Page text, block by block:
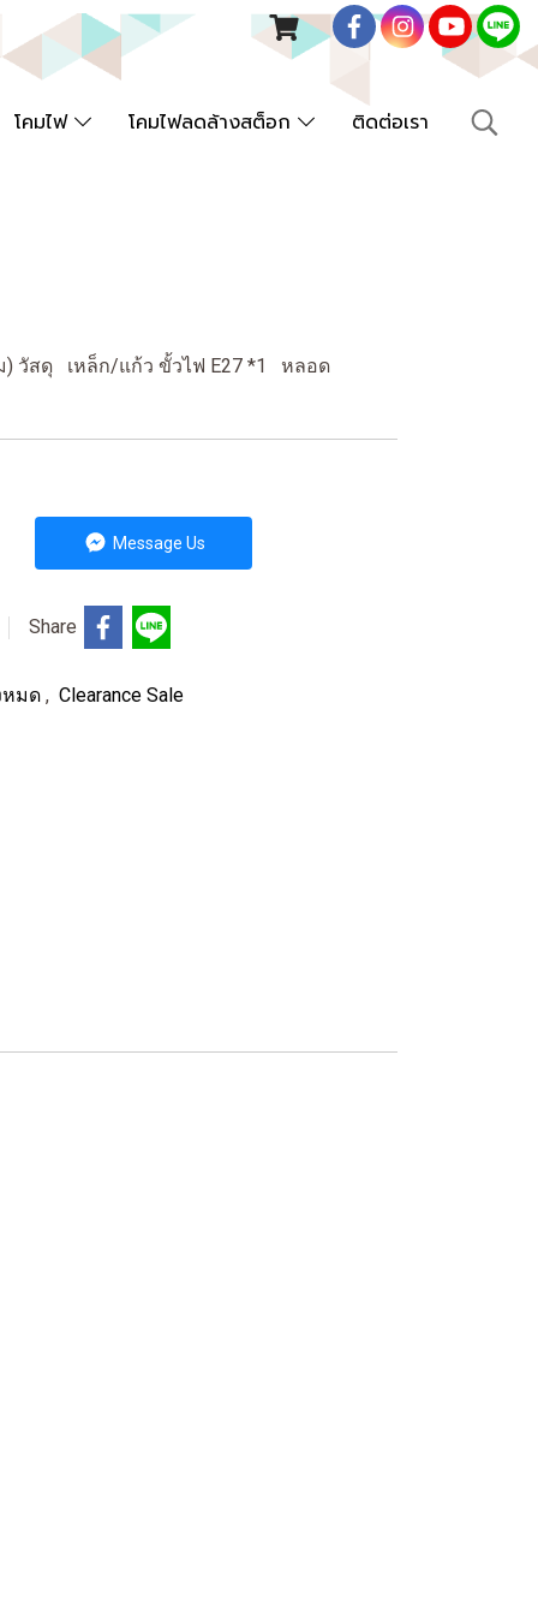
โคมไฟ โคมไฟลดล้างสต็อก ติดต่อเรา
วัสดุ เหล็ก/แก้ว ขั้วไฟ E27 *1 หลอด
Message Us
Share
มด , Clearance Sale